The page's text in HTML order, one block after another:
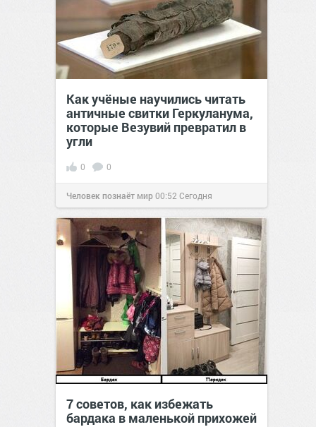
Как учёные научились читать
античные свитки Геркуланума,
которые Везувий превратил в
угли
0 0
Человек познаёт мир00:52 Сегодня
7 советов, как избежать
бардака в маленькой прихожей